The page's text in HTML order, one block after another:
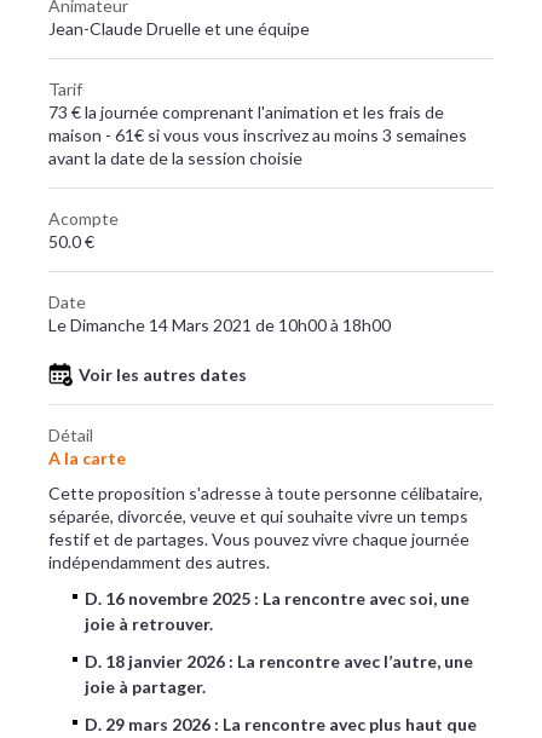
Animateur
Jean-Claude Druelle et une équipe
Tarif
73 € la journée comprenant l'animation et les frais de
maison - 61€ si vous vous inscrivez au moins 3 semaines
avant la date de la session choisie
Acompte
50.0 €
Date
Le Dimanche 14 Mars 2021 de 10h00 à 18h00
Voir les autres dates
Détail
A la carte
Cette proposition s'adresse à toute personne célibataire,
séparée, divorcée, veuve et qui souhaite vivre un temps
festif et de partages. Vous pouvez vivre chaque journée
indépendamment des autres.
D. 16 novembre 2025 : La rencontre avec soi, une
joie à retrouver.
D. 18 janvier 2026 : La rencontre avec l’autre, une
joie à partager.
D. 29 mars 2026 : La rencontre avec plus haut que